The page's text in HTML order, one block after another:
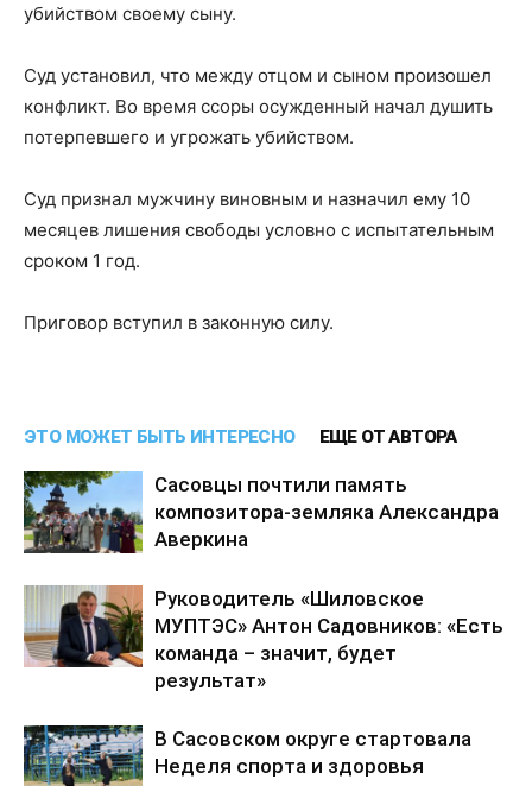
убийством своему сыну.
Суд установил, что между отцом и сыном произошел
конфликт. Во время ссоры осужденный начал душить
потерпевшего и угрожать убийством.
Суд признал мужчину виновным и назначил ему 10
месяцев лишения свободы условно с испытательным
сроком 1 год.
Приговор вступил в законную силу.
ЭТО МОЖЕТ БЫТЬ ИНТЕРЕСНО ЕЩЕ ОТ АВТОРА
Сасовцы почтили память
композитора-земляка Александра
Аверкина
Руководитель «Шиловское
МУПТЭС» Антон Садовников: «Есть
команда – значит, будет
результат»
В Сасовском округе стартовала
Неделя спорта и здоровья